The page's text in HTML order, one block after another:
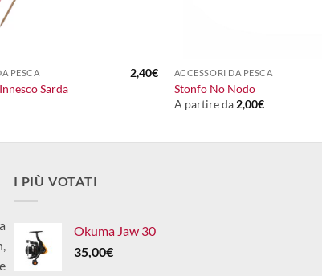
PESCA
Sarda
2,40€ ACCESSORI DA PESCA
Stonfo No Nodo
A partire da 2,00€
I PIÙ VOTATI
Okuma Jaw 30
35,00€